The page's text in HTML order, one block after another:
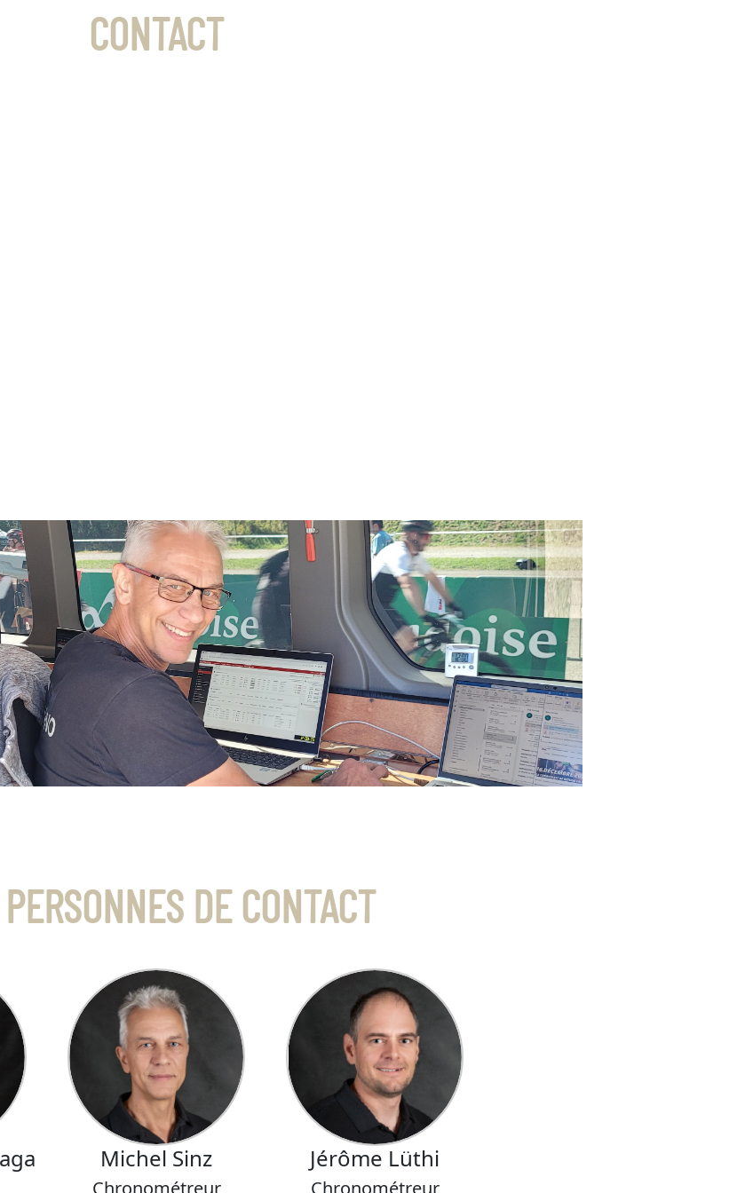
CONTACT
DE CONTACT
Michel Sinz
Chronométreur
Jérôme Lüthi
Chronométreur